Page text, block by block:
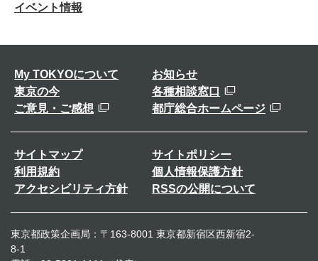
イベント情報
My TOKYOについて
お知らせ
東京の今
各種相談窓口
ご意見・ご感想
都庁総合ホームページ
サイトマップ
サイトポリシー
利用規約
個人情報保護方針
アクセシビリティ方針
RSSの公開について
東京都政策企画局：〒163-8001 東京都新宿区西新宿2-
8-1